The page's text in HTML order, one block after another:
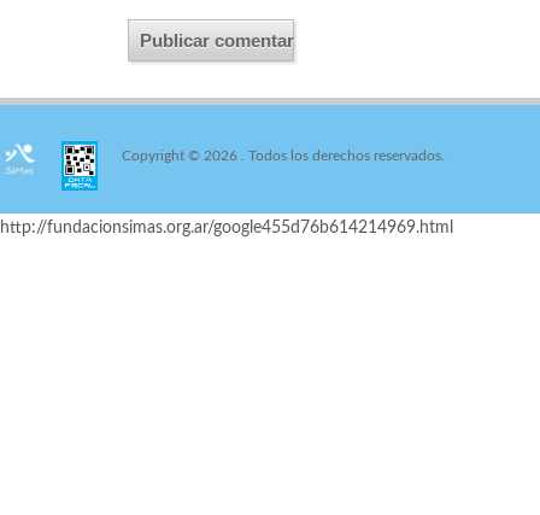
Copyright © 2026 . Todos los derechos reservados.
http://fundacionsimas.org.ar/google455d76b614214969.html